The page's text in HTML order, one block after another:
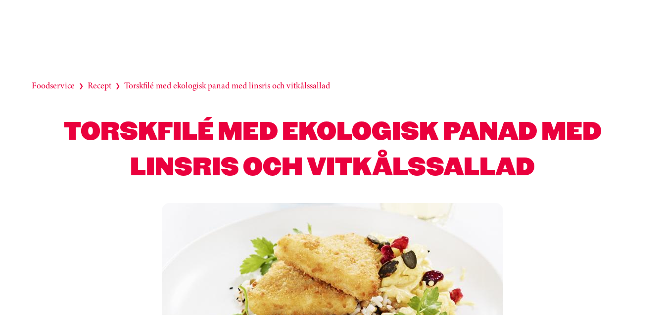
Foodservice ❯ Recept ❯ Torskfilé med ekologisk panad med linsris och vitkålssallad
TORSKFILÉ MED EKOLOGISK PANAD MED
LINSRIS OCH VITKÅLSSALLAD